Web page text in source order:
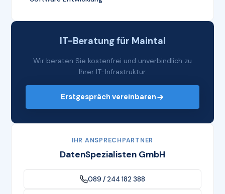
IT-Beratung für Maintal
Wir beraten Sie kostenfrei und unverbindlich zu
Ihrer IT-Infrastruktur.
Erstgespräch vereinbaren
IHR ANSPRECHPARTNER
DatenSpezialisten GmbH
089 / 244 182 388